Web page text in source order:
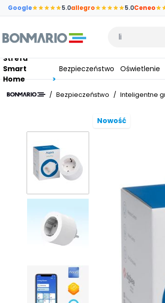
Przejdź do głównej zawartości strony
Google 5.0allegro 5.0Ceneo
Wpisz czego
Strefa
Smart
Home
Bezpieczeństwo Oświetlenie
/ Bezpieczeństwo / Inteligentne
Nowość